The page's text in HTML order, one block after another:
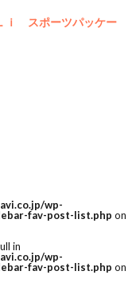
ｉ スポーツパッケー
wp-
fav-post-list.php on
in
wp-
fav-post-list.php on